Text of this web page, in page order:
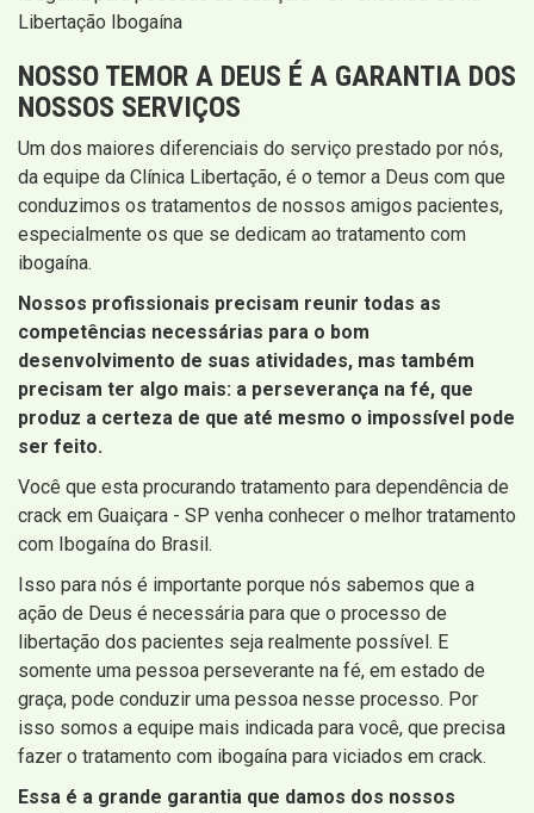
Libertação Ibogaína
NOSSO TEMOR A DEUS É A GARANTIA DOS
NOSSOS SERVIÇOS
Um dos maiores diferenciais do serviço prestado por nós,
da equipe da Clínica Libertação, é o temor a Deus com que
conduzimos os tratamentos de nossos amigos pacientes,
especialmente os que se dedicam ao tratamento com
ibogaína.
Nossos profissionais precisam reunir todas as
competências necessárias para o bom
desenvolvimento de suas atividades, mas também
precisam ter algo mais: a perseverança na fé, que
produz a certeza de que até mesmo o impossível pode
ser feito.
Você que esta procurando tratamento para dependência de
crack em Guaiçara - SP venha conhecer o melhor tratamento
com Ibogaína do Brasil.
Isso para nós é importante porque nós sabemos que a
ação de Deus é necessária para que o processo de
libertação dos pacientes seja realmente possível. E
somente uma pessoa perseverante na fé, em estado de
graça, pode conduzir uma pessoa nesse processo. Por
isso somos a equipe mais indicada para você, que precisa
fazer o tratamento com ibogaína para viciados em crack.
Essa é a grande garantia que damos dos nossos